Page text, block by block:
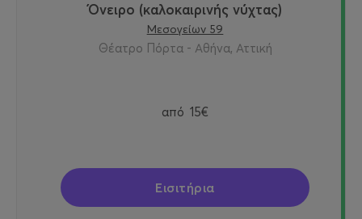
Όνειρο (καλοκαιρινής νύχτας)
Μεσογείων 59
Θέατρο Πόρτα - Αθήνα, Αττική
από 15€
Εισιτήρια